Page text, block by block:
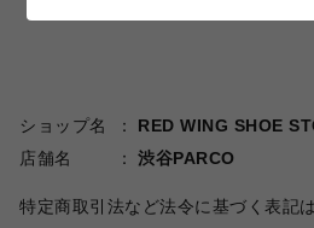
ショップ名
RED WING SHOE
店舗名
渋谷PARCO
特定商取引法など法令に基づく表記は